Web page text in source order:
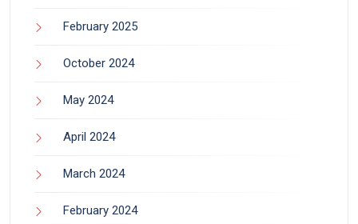
February 2025
October 2024
May 2024
April 2024
March 2024
February 2024